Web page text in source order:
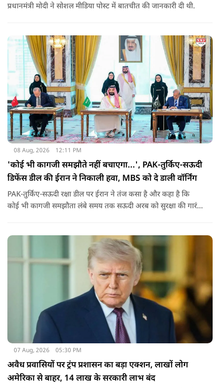
प्रधानमंत्री मोदी ने सोशल मीड‍िया पोस्‍ट में बातचीत की जानकारी दी थी.
08 Aug, 2026 12:11 PM
'कोई भी कागजी समझौते नहीं बचाएगा...', PAK-तुर्किए-सऊदी
डिफेंस डील की ईरान ने निकाली हवा, MBS को दे डाली वॉर्निंग
PAK-तुर्किए-सऊदी रक्षा डील पर ईरान ने तंज कसा है और कहा है कि
कोई भी कागजी समझौता लंबे समय तक सऊदी अरब को सुरक्षा की गारंटी
07 Aug, 2026 05:30 PM
अवैध प्रवासियों पर ट्रंप प्रशासन का बड़ा एक्शन, लाखों लोग
अमेरिका से बाहर, 14 लाख के सरकारी लाभ बंद